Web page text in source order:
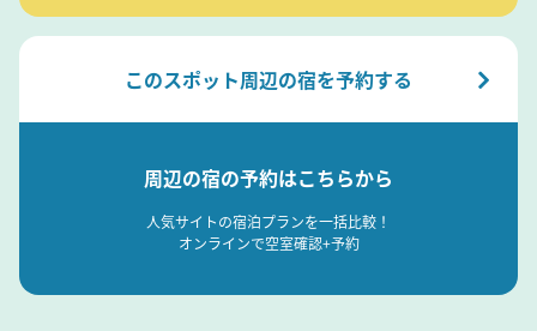
このスポット周辺の宿を予約する
周辺の宿の予約はこちらから
人気サイトの宿泊プランを一括比較！
オンラインで空室確認+予約